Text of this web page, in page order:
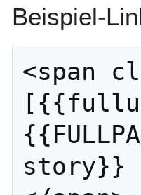
Beispiel-
<span
story}}